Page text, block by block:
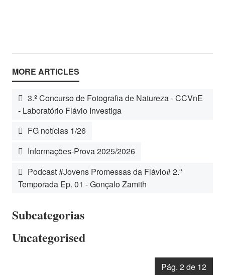
3.º Concurso de Fotografia de Natureza - CCVnE
- Laboratório Flávio Investiga
FG notícias 1/26
Informações-Prova 2025/2026
Podcast #Jovens Promessas da Flávio# 2.ª
Temporada Ep. 01 - Gonçalo Zamith
Subcategorias
Uncategorised
Pág. 2 de 12